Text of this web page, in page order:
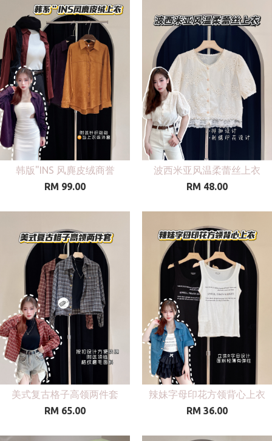
韩版"INS 风麂皮绒商誉
RM 99.00
波西米亚风温柔蕾丝上衣
RM 48.00
美式复古格子高领两件套
RM 65.00
辣妹字母印花方领背心上衣
RM 36.00